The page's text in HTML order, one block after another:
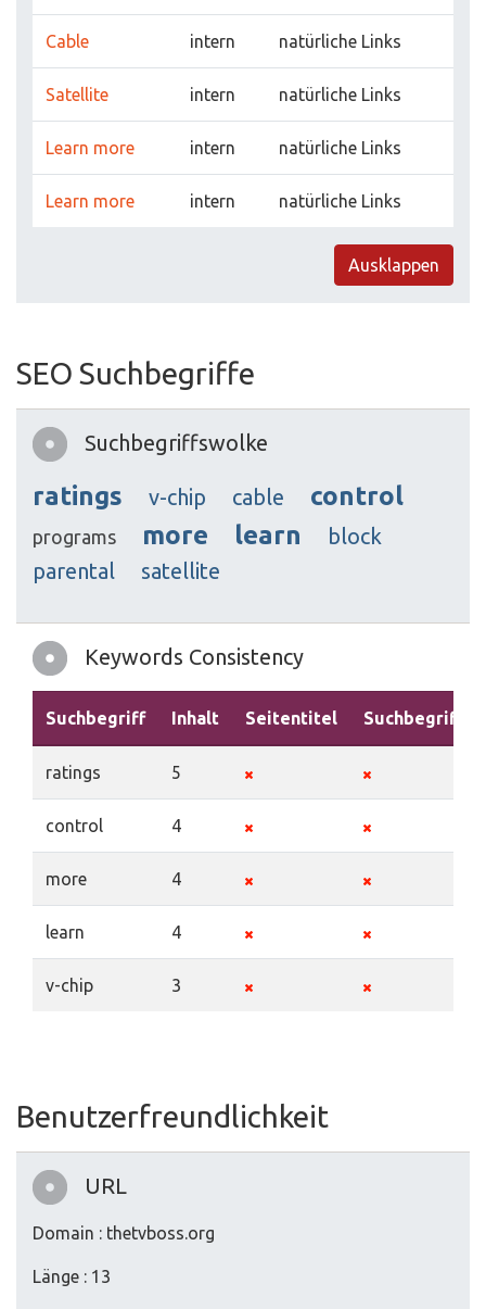
Cable intern natürliche Links
Satellite intern natürliche Links
Learn more intern natürliche Links
Learn more intern natürliche Links
Ausklappen
SEO Suchbegriffe
Suchbegriffswolke
ratings v-chip cable control
programs more learn
block
parental
satellite
Keywords Consistency
Suchbegriff Inhalt Seitentitel Suchbegriffe
ratings 5
control 4
more 4
learn 4
v-chip 3
Benutzerfreundlichkeit
URL
Domain : thetvboss.org
Länge : 13